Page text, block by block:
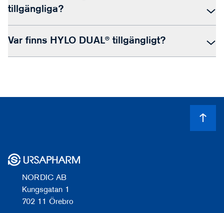
tillgängliga?
Var finns HYLO DUAL® tillgängligt?
NORDIC AB
Kungsgatan 1
702 11 Örebro